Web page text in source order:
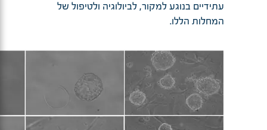
עתידיים בנוגע למקור, לביולוגיה ולטיפול של
המחלות הללו.